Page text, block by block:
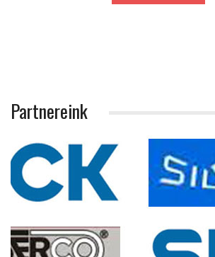
Partnereink